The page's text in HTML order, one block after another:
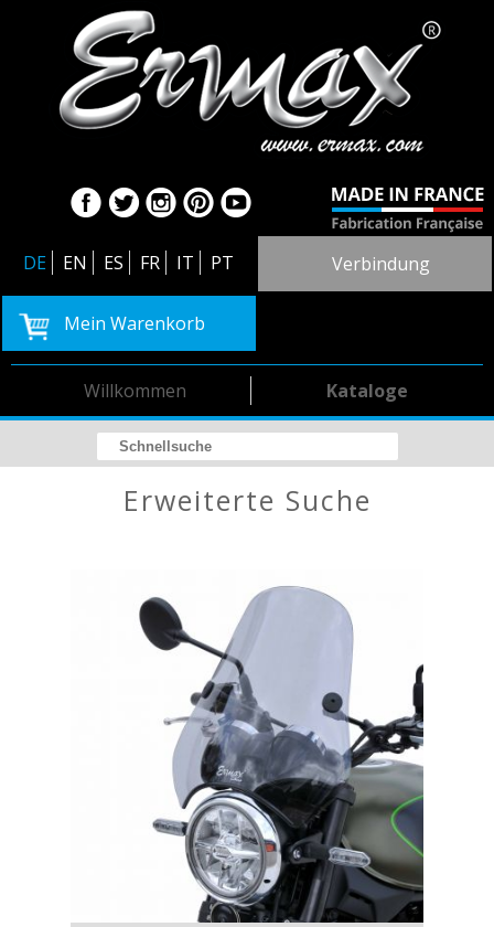
DE EN ES FR IT PT Verbindung
Mein Warenkorb
Kataloge
Willkommen
erweiterte Suche